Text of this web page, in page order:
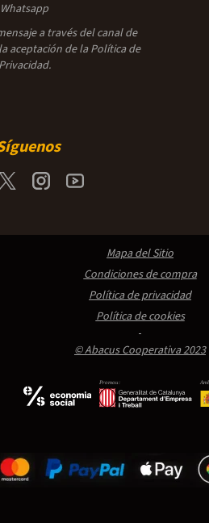
Whatsapp
a través del canal de
aceptación de laPolítica de
Privacidad.
Promou:
© Abacus Cooperativa 2023
Mapa del Sitio
Condiciones de compra
Política de privacidad
Política de cookies